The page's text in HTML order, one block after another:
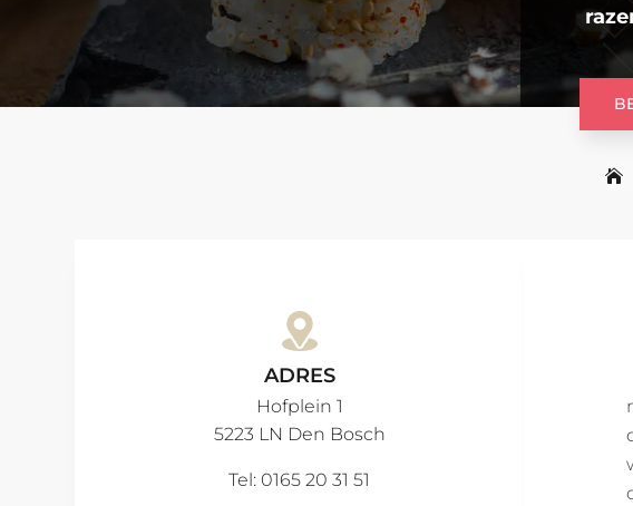
ADRES
Hofplein 1
5223 LN Den Bosch
Tel: 0165 20 31 51